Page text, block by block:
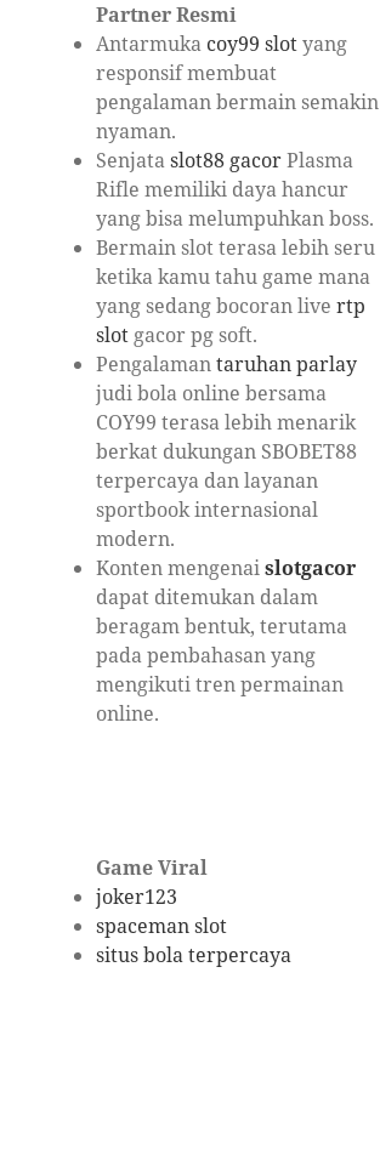
Partner Resmi
Antarmuka coy99 slotyang
responsif membuat
pengalaman bermain semakin
nyaman.
Senjataslot88 gacorPlasma
Rifle memiliki daya hancur
yang bisa melumpuhkan boss.
Bermain slot terasa lebih seru
ketika kamu tahu game mana
yang sedang bocoran livertp
slot gacor pg soft.
Pengalamantaruhan parlay
judi bola online bersama
COY99 terasa lebih menarik
berkat dukungan SBOBET88
terpercaya dan layanan
sportbook internasional
modern.
Konten mengenaislotgacor
dapat ditemukan dalam
beragam bentuk, terutama
pada pembahasan yang
mengikuti tren permainan
online.
Game Viral
joker123
spaceman slot
situs bola terpercaya